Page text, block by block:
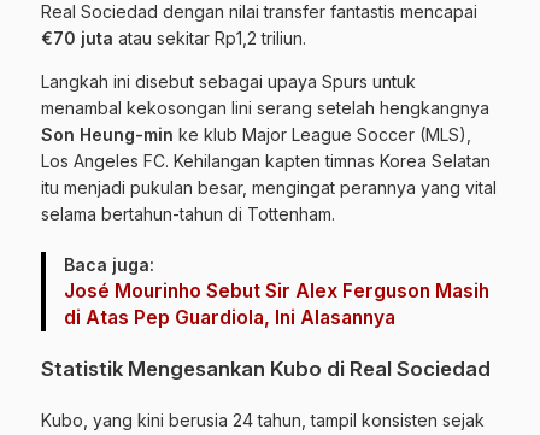
Real Sociedad dengan nilai transfer fantastis mencapai
€70 juta atau sekitar Rp1,2 triliun.
Langkah ini disebut sebagai upaya Spurs untuk
menambal kekosongan lini serang setelah hengkangnya
Son Heung-min ke klub Major League Soccer (MLS),
Los Angeles FC. Kehilangan kapten timnas Korea Selatan
itu menjadi pukulan besar, mengingat perannya yang vital
selama bertahun-tahun di Tottenham.
Baca juga:
José Mourinho Sebut Sir Alex Ferguson Masih
di Atas Pep Guardiola, Ini Alasannya
Statistik Mengesankan Kubo di Real Sociedad
Kubo, yang kini berusia 24 tahun, tampil konsisten sejak